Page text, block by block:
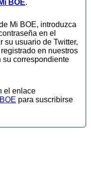
Mi BOE.
Mi BOE, introduzca
en el
su usuario de Twitter,
en nuestros
su correspondiente
el enlace
para suscribirse